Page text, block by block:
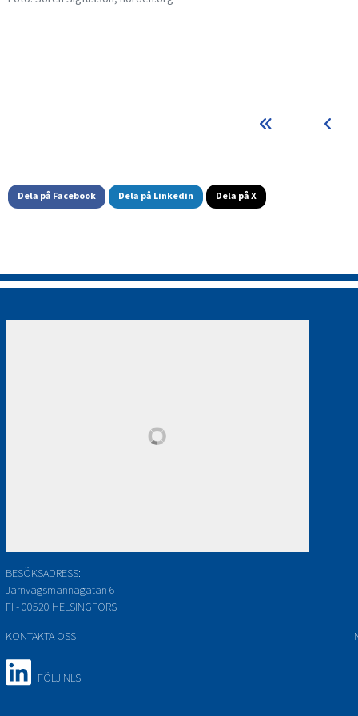
Dela på Facebook Dela på Linkedin Dela på X
BESÖKSADRESS:
Järnvägsmannagatan 6
FI - 00520 HELSINGFORS
KONTAKTA OSS
FÖLJ NLS